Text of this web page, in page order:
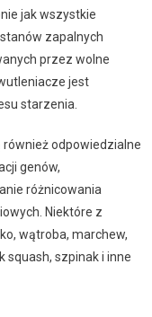
jak wszystkie
zapalnych
przez wolne
jest
starzenia.
odpowiedzialne
genów,
różnicowania
Niektóre z
wątroba, marchew,
squash, szpinak i inne